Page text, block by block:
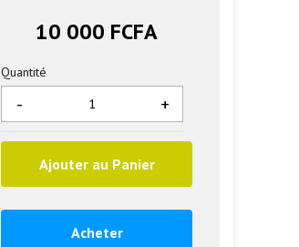
10 000 FCFA
Quantité
+
-
Ajouter au Panier
Acheter